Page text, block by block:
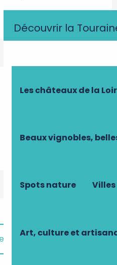
Découvrir la
Les châteaux de la
Beaux vignobles,
Spots nature
Art, culture et
2026